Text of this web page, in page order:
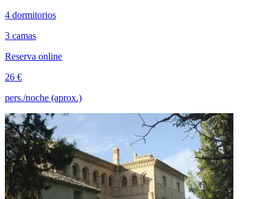
4 dormitorios
3 camas
Reserva online
26 €
pers./noche (aprox.)